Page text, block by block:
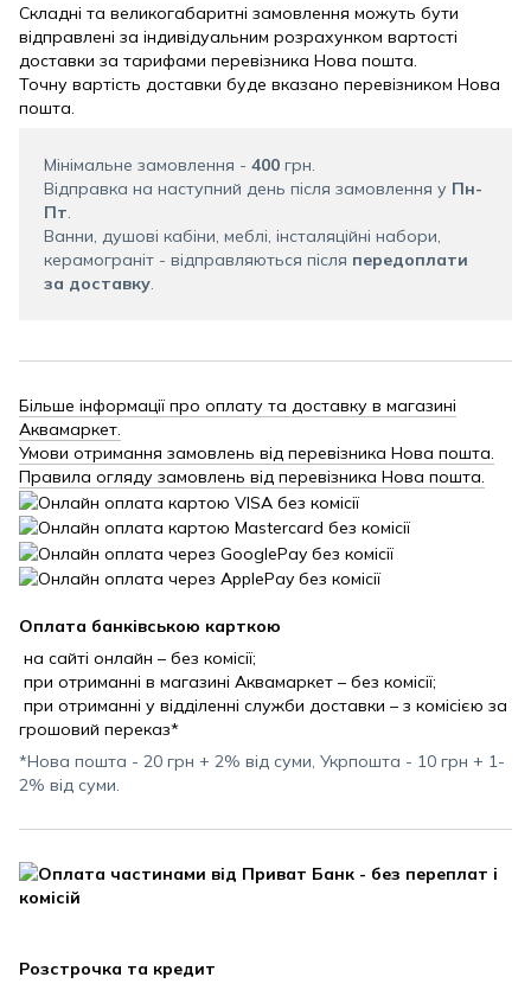
Складні та великогабаритні замовлення можуть бути
відправлені за індивідуальним розрахунком вартості
доставки за тарифами перевізника Нова пошта.
Точну вартість доставки буде вказано перевізником Нова
пошта.
Мінімальне замовлення - 400 грн.
Відправка на наступний день після замовлення у Пн-
Пт.
Ванни, душові кабіни, меблі, інсталяційні набори,
керамограніт - відправляються після передоплати
за доставку.
Більше інформації про оплату та доставку в магазині
Аквамаркет.
Умови отримання замовлень від перевізника Нова пошта.
Правила огляду замовлень від перевізника Нова пошта.
Оплата банківською карткою
на сайті онлайн – без комісії;
при отриманні в магазині Аквамаркет – без комісії;
при отриманні у відділенні служби доставки – з комісією за
грошовий переказ*
*Нова пошта - 20 грн + 2% від суми, Укрпошта - 10 грн + 1-
2% від суми.
Розстрочка та кредит